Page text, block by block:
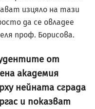
изцяло на тази
да се овладее
проф. Борисова.
от
академия
нейната сграда
и показват